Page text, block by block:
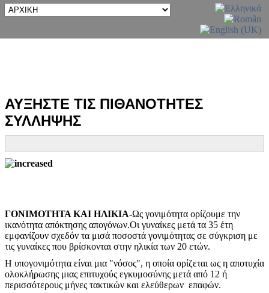
ΑΥΞΗΣΤΕ ΤΙΣ ΠΙΘΑΝΟΤΗΤΕΣ
ΣΥΛΛΗΨΗΣ
ΓΟΝΙΜΟΤΗΤΑ ΚΑΙ ΗΛΙΚΙΑ-Ως γονιμότητα ορίζουμε την
ικανότητα απόκτησης απογόνων.Οι γυναίκες μετά τα 35 έτη
εμφανίζουν σχεδόν τα μισά ποσοστά γονιμότητας σε σύγκριση με
τις γυναίκες που βρίσκονται στην ηλικία των 20 ετών.
Η υπογονιμότητα είναι μια "νόσος", η οποία ορίζεται ως η αποτυχία
ολοκλήρωσης μιας επιτυχούς εγκυμοσύνης μετά από 12 ή
περισσότερους μήνες τακτικών και ελεύθερων επαφών.